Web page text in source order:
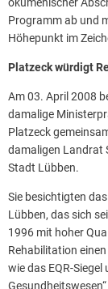
Programm ab und
Höhepunkt im
Platzeck würdigt
Am 03. April 2008
damalige
Platzeck
damaligen Landrat
Stadt Lübben.
Sie besichtigten
Lübben, das sich
1996 mit hoher
Rehabilitation
wie das EQR-